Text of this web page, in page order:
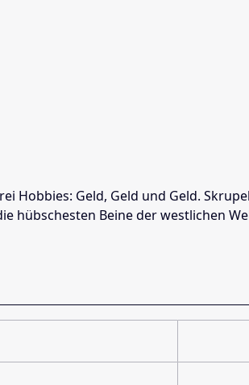
Hobbies: Geld, Geld und Geld.
hübschesten Beine der westlichen